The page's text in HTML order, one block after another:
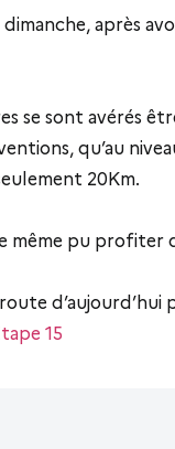
après
se sont avérés
qu’au
20Km.
pu profiter
d’aujourd’hui
15